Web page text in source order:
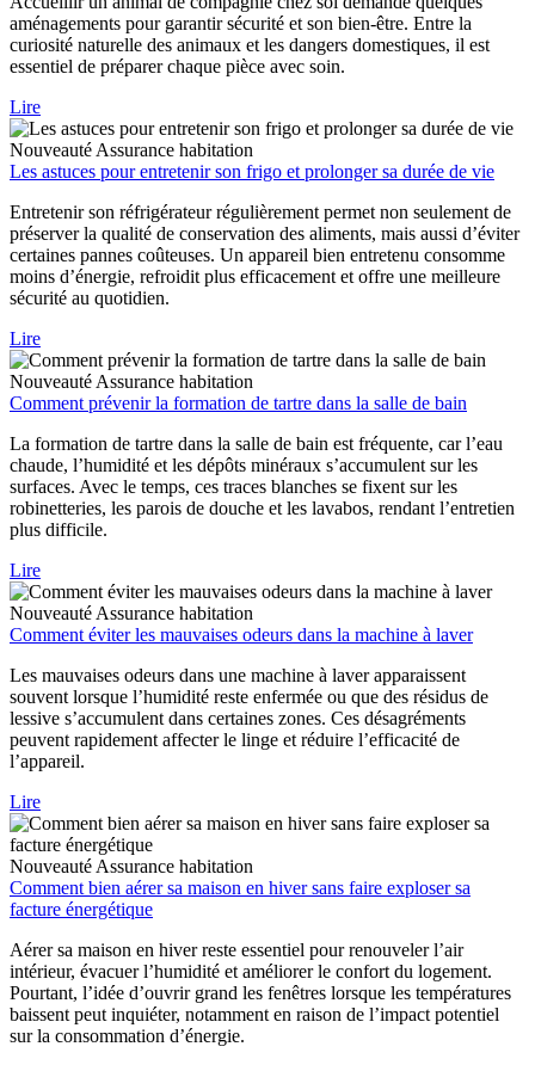
aménagements pour garantir sécurité et son bien-être. Entre la
curiosité naturelle des animaux et les dangers domestiques, il est
essentiel de préparer chaque pièce avec soin.
Lire
Nouveauté Assurance habitation
Les astuces pour entretenir son frigo et prolonger sa durée de vie
Entretenir son réfrigérateur régulièrement permet non seulement de
préserver la qualité de conservation des aliments, mais aussi d’éviter
certaines pannes coûteuses. Un appareil bien entretenu consomme
moins d’énergie, refroidit plus efficacement et offre une meilleure
sécurité au quotidien.
Lire
Nouveauté Assurance habitation
Comment prévenir la formation de tartre dans la salle de bain
La formation de tartre dans la salle de bain est fréquente, car l’eau
chaude, l’humidité et les dépôts minéraux s’accumulent sur les
surfaces. Avec le temps, ces traces blanches se fixent sur les
robinetteries, les parois de douche et les lavabos, rendant l’entretien
plus difficile.
Lire
Nouveauté Assurance habitation
Comment éviter les mauvaises odeurs dans la machine à laver
Les mauvaises odeurs dans une machine à laver apparaissent
souvent lorsque l’humidité reste enfermée ou que des résidus de
lessive s’accumulent dans certaines zones. Ces désagréments
peuvent rapidement affecter le linge et réduire l’efficacité de
l’appareil.
Lire
Nouveauté Assurance habitation
Comment bien aérer sa maison en hiver sans faire exploser sa
facture énergétique
Aérer sa maison en hiver reste essentiel pour renouveler l’air
intérieur, évacuer l’humidité et améliorer le confort du logement.
Pourtant, l’idée d’ouvrir grand les fenêtres lorsque les températures
baissent peut inquiéter, notamment en raison de l’impact potentiel
sur la consommation d’énergie.